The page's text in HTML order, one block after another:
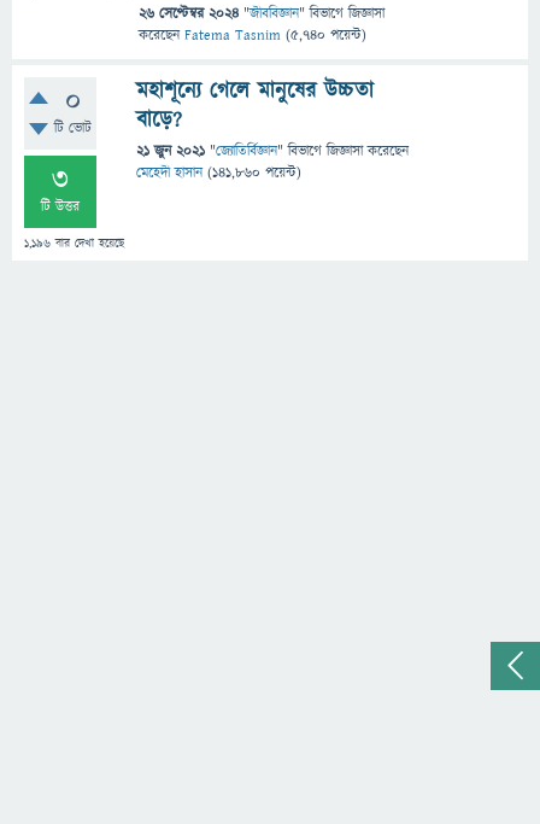
26 সেপ্টেম্বর 2024 "জীববিজ্ঞান" বিভাগে জিজ্ঞাসা
করেছেনFatema Tasnim (5,740 পয়েন্ট)
0
টি ভোট
3
টি উত্তর
1,196 বার দেখা হয়েছে
মহাশূন্যে গেলে মানুষের উচ্চতা
বাড়ে?
21 জুন 2021 "জ্যোতির্বিজ্ঞান" বিভাগে জিজ্ঞাসাকরেছেন
মেহেদী হাসান (141,860 পয়েন্ট)